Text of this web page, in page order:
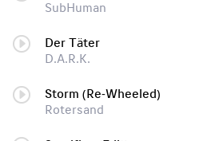
SubHuman
Der Täter
D.A.R.K.
Storm (Re-Wheeled)
Rotersand